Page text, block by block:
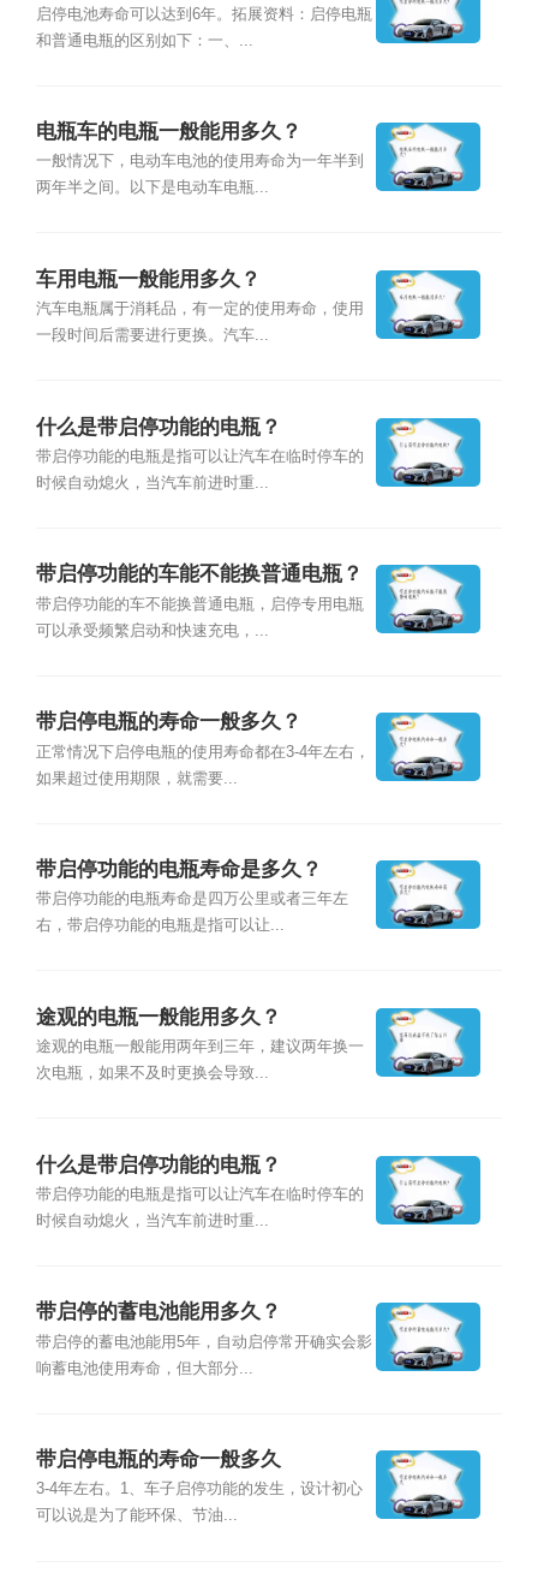
启停电池寿命可以达到6年。拓展资料：启停电瓶
和普通电瓶的区别如下：一、...
电瓶车的电瓶一般能用多久？
一般情况下，电动车电池的使用寿命为一年半到
两年半之间。以下是电动车电瓶...
车用电瓶一般能用多久？
汽车电瓶属于消耗品，有一定的使用寿命，使用
一段时间后需要进行更换。汽车...
什么是带启停功能的电瓶？
带启停功能的电瓶是指可以让汽车在临时停车的
时候自动熄火，当汽车前进时重...
带启停功能的车能不能换普通电瓶？
带启停功能的车不能换普通电瓶，启停专用电瓶
可以承受频繁启动和快速充电，...
带启停电瓶的寿命一般多久？
正常情况下启停电瓶的使用寿命都在3-4年左右，
如果超过使用期限，就需要...
带启停功能的电瓶寿命是多久？
带启停功能的电瓶寿命是四万公里或者三年左
右，带启停功能的电瓶是指可以让...
途观的电瓶一般能用多久？
途观的电瓶一般能用两年到三年，建议两年换一
次电瓶，如果不及时更换会导致...
什么是带启停功能的电瓶？
带启停功能的电瓶是指可以让汽车在临时停车的
时候自动熄火，当汽车前进时重...
带启停的蓄电池能用多久？
带启停的蓄电池能用5年，自动启停常开确实会影
响蓄电池使用寿命，但大部分...
带启停电瓶的寿命一般多久
3-4年左右。1、车子启停功能的发生，设计初心
可以说是为了能环保、节油...